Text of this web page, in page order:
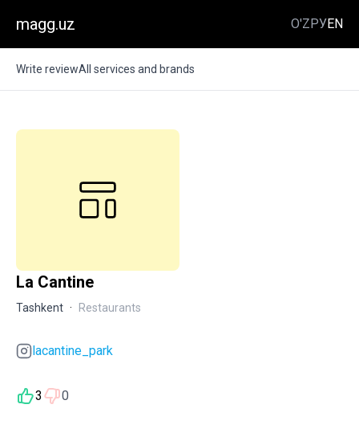
magg.uz O'ZРУEN
Write reviewAll services and brands
La Cantine
Tashkent · Restaurants
lacantine_park
3 0